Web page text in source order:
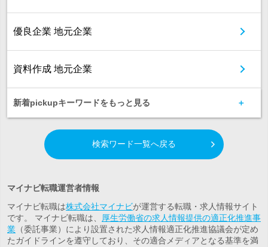
優良企業 地元企業
資料作成 地元企業
新着pickupキーワードをもっと見る
検索ワード一覧へ戻る
マイナビ転職運営者情報
マイナビ転職は株式会社マイナビが運営する転職・求人情報サイト
です。 マイナビ転職は、
厚生労働省の求人情報提供の適正化推進事
業 （委託事業）により設置された求人情報適正化推進協議会が定め
たガイドラインを遵守しており、その適合メディアとなる基準を満